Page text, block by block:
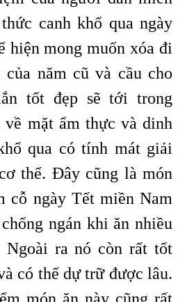
canh khổ qua ngày
hiện mong muốn xóa đi
năm cũ và cầu cho
tốt đẹp sẽ tới trong
mặt ẩm thực và dinh
qua có tính mát giải
thể. Đây cũng là món
cỗ ngày Tết miền Nam
ngán khi ăn nhiều
Ngoài ra nó còn rất tốt
có thể dự trữ được lâu.